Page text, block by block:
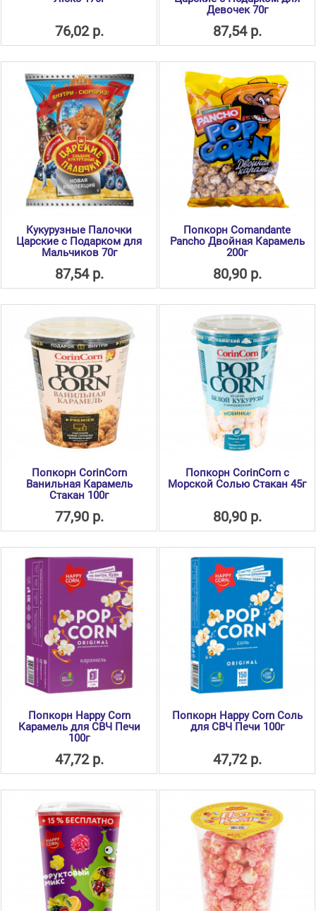
76,02 р.
Девочек 70г
87,54 р.
Кукурузные Палочки
Царские с Подарком для
Мальчиков 70г
87,54 р.
Попкорн Comandante
Pancho Двойная Карамель
200г
80,90 р.
Попкорн CorinCorn
Ванильная Карамель
Стакан 100г
77,90 р.
Попкорн CorinCorn с
Морской Солью Стакан 45г
80,90 р.
Попкорн Happy Corn
Карамель для СВЧ Печи
100г
47,72 р.
Попкорн Happy Corn Соль
для СВЧ Печи 100г
47,72 р.